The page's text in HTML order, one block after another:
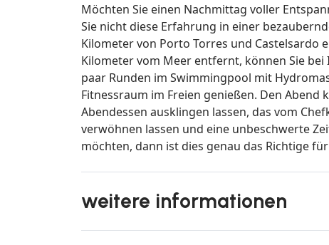
Möchten Sie einen Nachmittag voller
Sie nicht diese Erfahrung in einer
Kilometer von Porto Torres und
Kilometer vom Meer entfernt, können Sie
paar Runden im Swimmingpool mit
Fitnessraum im Freien genießen. Den
Abendessen ausklingen lassen, das vom
verwöhnen lassen und eine unbeschwerte
möchten, dann ist dies genau das Richtige für
weitere informationen